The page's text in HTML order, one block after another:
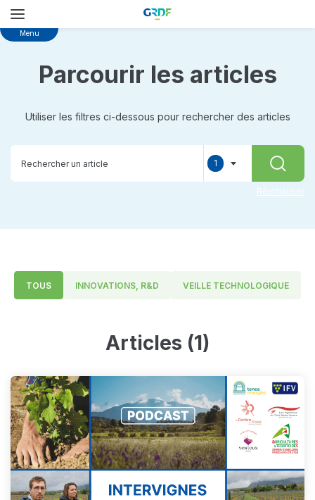
Skip
Menu
Parcourir les articles
Utiliser les filtres ci-dessous pour rechercher des articles
1
Réinitialiser
TOUS INNOVATIONS, R&D VEILLE TECHNOLOGIQUE
Articles (1)